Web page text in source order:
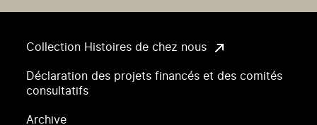
Collection Histoires de chez nous
Déclaration des projets financés et des comités
consultatifs
Archive